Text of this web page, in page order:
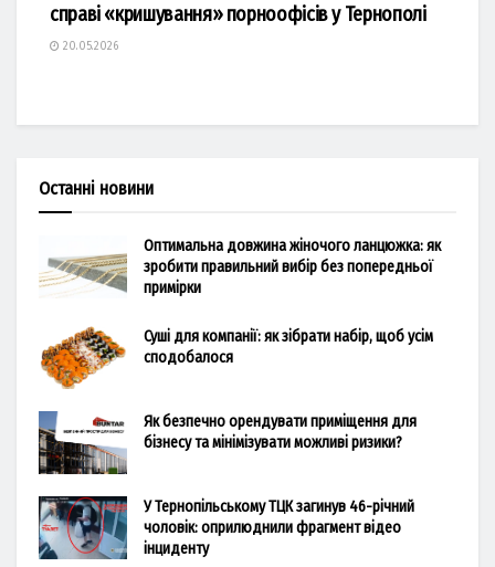
справі «кришування» порноофісів у Тернополі
20.05.2026
Останні новини
Оптимальна довжина жіночого ланцюжка: як
зробити правильний вибір без попередньої
примірки
Суші для компанії: як зібрати набір, щоб усім
сподобалося
Як безпечно орендувати приміщення для
бізнесу та мінімізувати можливі ризики?
У Тернопільському ТЦК загинув 46-річний
чоловік: оприлюднили фрагмент відео
інциденту